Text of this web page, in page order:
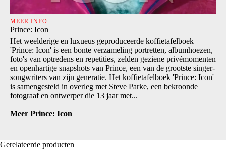
MEER INFO
Prince: Icon
Het weelderige en luxueus geproduceerde koffietafelboek
'Prince: Icon' is een bonte verzameling portretten, albumhoezen,
foto's van optredens en repetities, zelden geziene privémomenten
en openhartige snapshots van Prince, een van de grootste singer-
songwriters van zijn generatie. Het koffietafelboek 'Prince: Icon'
is samengesteld in overleg met Steve Parke, een bekroonde
fotograaf en ontwerper die 13 jaar met...
Meer Prince: Icon
Gerelateerde producten